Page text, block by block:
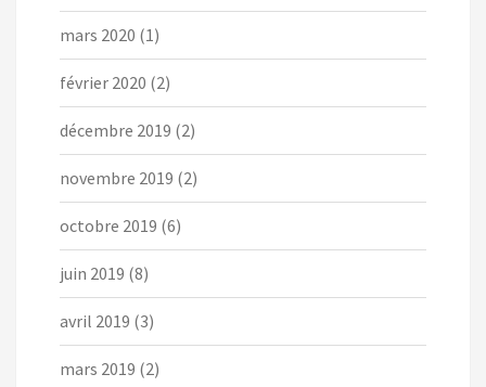
mars 2020 (1)
février 2020 (2)
décembre 2019 (2)
novembre 2019 (2)
octobre 2019 (6)
juin 2019 (8)
avril 2019 (3)
mars 2019 (2)